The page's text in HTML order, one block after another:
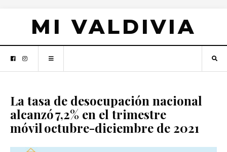
MI VALDIVIA
La tasa de desocupación nacional
alcanzó 7,2% en el trimestre
móvil octubre-diciembre de 2021